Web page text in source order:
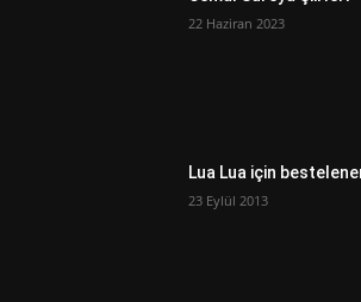
22 Haziran 2023
Lua Lua için
23 Eylül 2013